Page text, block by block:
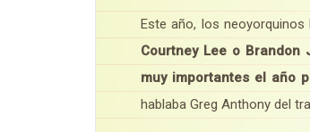
Este año, los neoyorquinos
Courtney Lee o Brandon
muy importantes el año
hablaba Greg Anthony del